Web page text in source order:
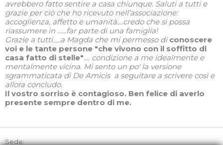
avrebbero fatto sentire a casa chiunque. Saluti a tutti e
grazie per ciò che ho ricevuto nell’associazione:
accoglienza, affetto e umanità....credo che si possa
riassumere in ......far parte di una famiglia!
Grazie a tutti.....a Magda che mi permesso diconoscere
voi e le tante persone "che vivono con il soffitto di
casa fatto di stelle".... condizione a me idealmente e
mentalmente vicina. Mi sento un po' la versione
sgrammaticata di De Amicis a seguitare a scrivere così e
allora concludo.
Il vostro sorriso è contagioso. Ben felice di averlo
presente sempre dentro di me.
Sede: